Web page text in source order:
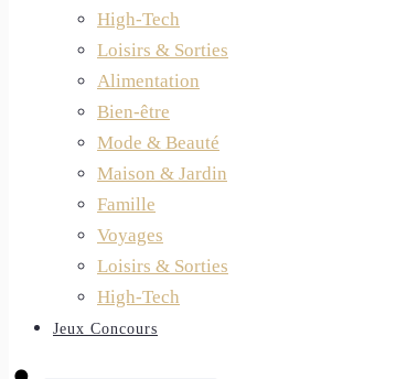
High-Tech
Loisirs & Sorties
Alimentation
Bien-être
Mode & Beauté
Maison & Jardin
Famille
Voyages
Loisirs & Sorties
High-Tech
Jeux Concours